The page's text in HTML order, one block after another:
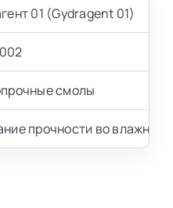
01 (Gydragent 01)
смолы
прочности во влажном